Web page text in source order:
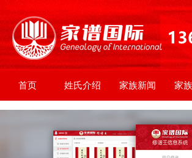
首页 姓氏介绍 家族新闻 家